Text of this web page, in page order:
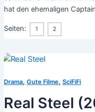
hat den ehemaligen
Seiten: 1 2
Drama, Gute Filme, SciFiFi
Real Steel